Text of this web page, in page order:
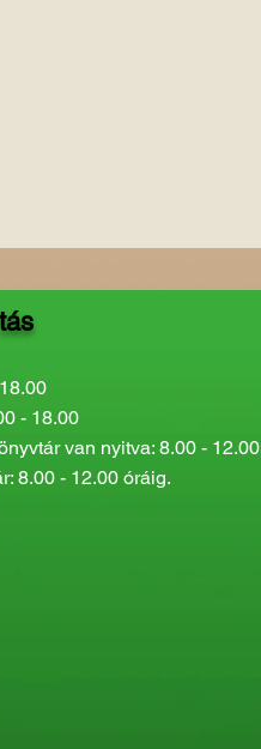
- 18.00
van nyitva: 8.00 - 12.00
8.00 - 12.00 óráig.